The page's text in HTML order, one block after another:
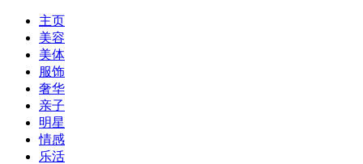
主页
美容
美体
服饰
奢华
亲子
明星
情感
乐活